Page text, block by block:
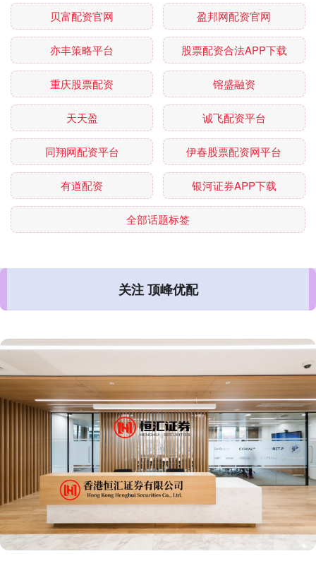
贝富配资官网 盈邦网配资官网
亦丰策略平台 股票配资合法APP下载
重庆股票配资 镕盛融资
天天盈 诚飞配资平台
同翔网配资平台 伊春股票配资网平台
有道配资 银河证券APP下载
全部话题标签
关注 顶峰优配